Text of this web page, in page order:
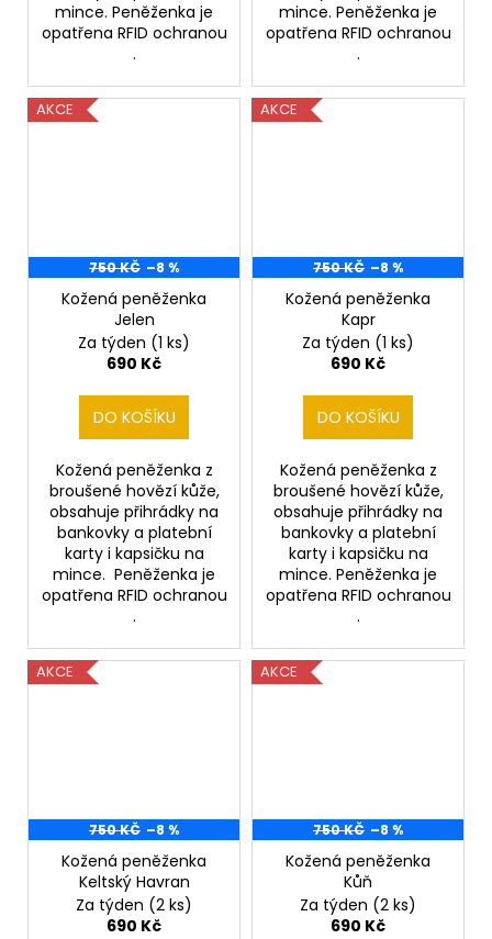
mince. Peněženka je
opatřena RFID ochranou
.
mince. Peněženka je
opatřena RFID ochranou
.
AKCE
750 KČ –8 %
Kožená peněženka
Jelen
Za týden (1 ks)
690 Kč
DO KOŠÍKU
Kožená peněženka z
broušené hovězí kůže,
obsahuje přihrádky na
bankovky a platební
karty i kapsičku na
mince. Peněženka je
opatřena RFID ochranou
.
AKCE
750 KČ –8 %
Kožená peněženka
Kapr
Za týden (1 ks)
690 Kč
DO KOŠÍKU
Kožená peněženka z
broušené hovězí kůže,
obsahuje přihrádky na
bankovky a platební
karty i kapsičku na
mince. Peněženka je
opatřena RFID ochranou
.
AKCE
750 KČ –8 %
Kožená peněženka
Keltský Havran
Za týden (2 ks)
690 Kč
AKCE
750 KČ –8 %
Kožená peněženka
Kůň
Za týden (2 ks)
690 Kč